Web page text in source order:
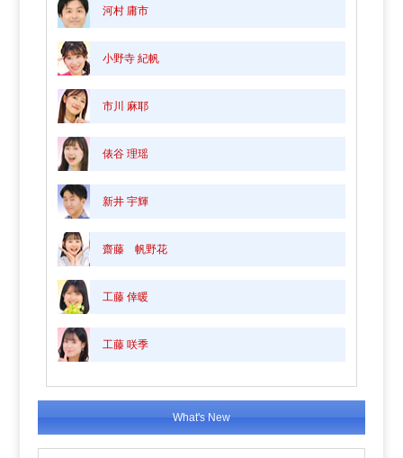
河村 庸市
小野寺 紀帆
市川 麻耶
俵谷 理瑶
新井 宇輝
齋藤 帆野花
工藤 倖暖
工藤 咲季
What's New